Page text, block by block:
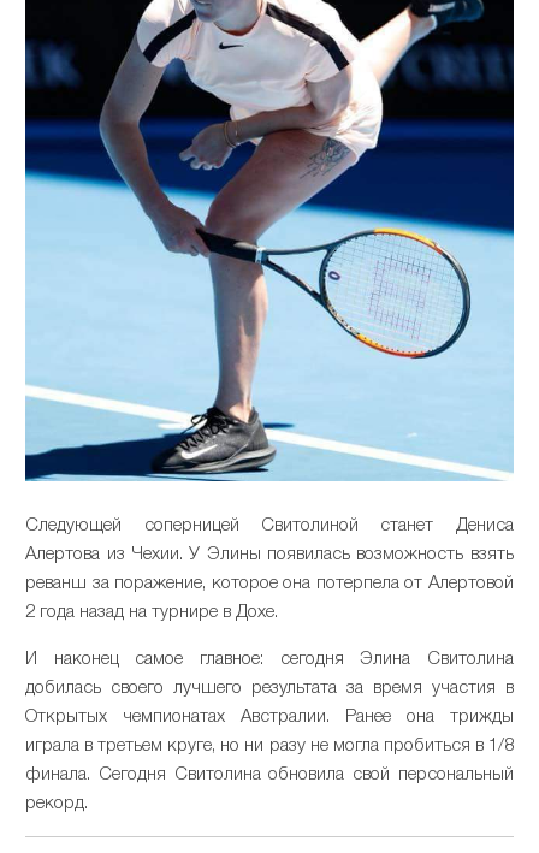
Следующей соперницей Свитолиной станет Дениса
Алертова из Чехии. У Элины появилась возможность взять
реванш за поражение, которое она потерпела от Алертовой
2 года назад на турнире в Дохе.
И наконец самое главное: сегодня Элина Свитолина
добилась своего лучшего результата за время участия в
Открытых чемпионатах Австралии. Ранее она трижды
играла в третьем круге, но ни разу не могла пробиться в 1/8
финала. Сегодня Свитолина обновила свой персональный
рекорд.